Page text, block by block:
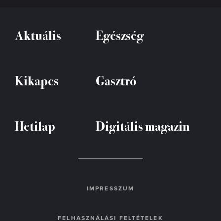
Aktuális Egészség
Kikapcs Gasztró
Hetilap Digitális magazin
IMPRESSZUM
FELHASZNÁLÁSI FELTÉTELEK